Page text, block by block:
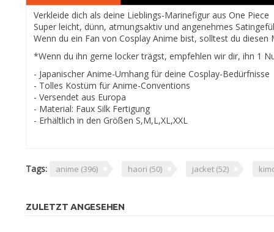
Verkleide dich als deine Lieblings-Marinefigur aus One Piece
Super leicht, dünn, atmungsaktiv und angenehmes
Wenn du ein Fan von Cosplay Anime bist, solltest du diesen
*Wenn du ihn gerne locker trägst, empfehlen wir dir, ihn 1
- Japanischer Anime-Umhang für deine Cosplay-Bedürfnisse
- Tolles Kostüm für Anime-Conventions
- Versendet aus Europa
- Material: Faux Silk Fertigung
- Erhältlich in den Größen S,M,L,XL,XXL
Tags: anime (396) haori (50) jacket (52)
ZULETZT ANGESEHEN